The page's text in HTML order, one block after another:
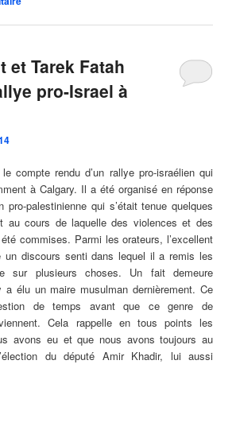
et Tarek Fatah
pro-Israel à
compte rendu d’un rallye pro-israélien qui
à Calgary. Il a été organisé en réponse
pro-palestinienne qui s’était tenue quelques
au cours de laquelle des violences et des
commises. Parmi les orateurs, l’excellent
un discours senti dans lequel il a remis les
sur plusieurs choses. Un fait demeure
a élu un maire musulman dernièrement. Ce
de temps avant que ce genre de
Cela rappelle en tous points les
avons eu et que nous avons toujours au
du député Amir Khadir, lui aussi